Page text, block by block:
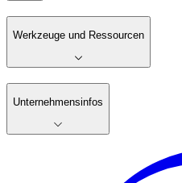
Werkzeuge und Ressourcen
Unternehmensinfos